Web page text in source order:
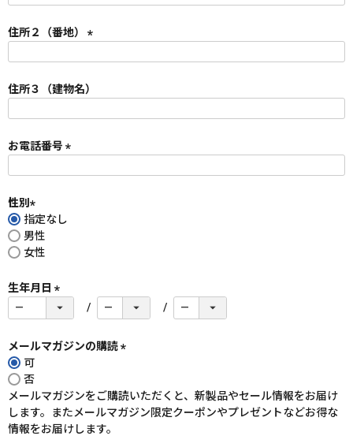
)
住所２（番地）
須
)
住所３（建物名）
お電話番号
性別
(
必
須
指定なし
男性
女性
生年月日
(
須
メールマガジンの購読
須
)
可
否
メールマガジンをご購読いただくと、新製品やセール情報をお届け
します。またメールマガジン限定クーポンやプレゼントなどお得な
情報をお届けします。